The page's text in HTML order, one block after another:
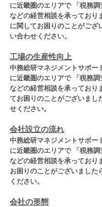
に近畿圏のエリアで 「税務調
などの経営相談を承っており
に関してお困りのことがござ
い合わせください。
工場の生産性向上
中務総研マネジメントサポー
に近畿圏のエリアで 「税務調
などの経営相談を承っており
てお困りのことがございまし
せください。
会社設立の流れ
中務総研マネジメントサポー
に近畿圏のエリアで 「税務調
などの経営相談を承っており
お困りのことがございました
ください。
会社の形態